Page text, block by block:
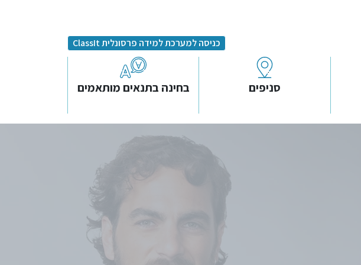
כניסה למערכת למידה פרסונלית ClassIt
סניפים בחינה בתנאים מותאמים